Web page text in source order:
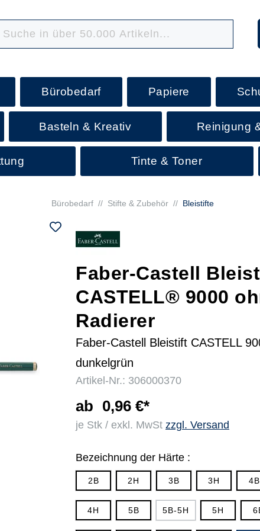
Bürobedarf Papiere
Basteln & Kreativ Reinigung
Tinte & Toner
Bürobedarf // Stifte & Zubehör // Bleistifte
Faber-Castell
CASTELL® 9000
Radierer
Faber-Castell Bleistift CASTELL
dunkelgrün
Artikel-Nr.: 306000370
ab 0,96 €*
je Stk / exkl. MwSt zzgl. Versand
Bezeichnung der Härte :
2B 2H 3B 3H 4B
4H 5B 5B-5H 5H